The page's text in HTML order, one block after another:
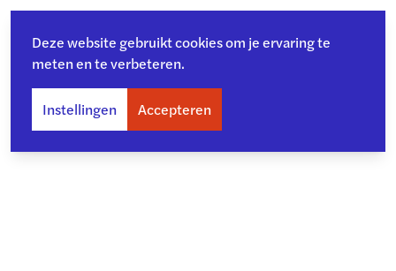
Deze website gebruikt cookies om je ervaring te
meten en te verbeteren.
Instellingen Accepteren